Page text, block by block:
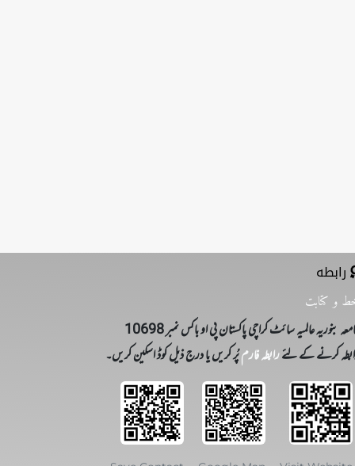
رابطه
و کتابت
بنوریہ عالمیہ سائٹ کراچی پاکستان پی او باکس نمبر 10698
کرنے کے لئےرابطہ فارمپُر کریں یا درج ذیل کوڈ اسکین کریں۔